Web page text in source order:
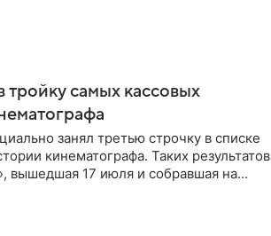
самых кассовых
занял третью строчку в списке
кинематографа. Таких результатов
вышедшая 17 июля и собравшая на